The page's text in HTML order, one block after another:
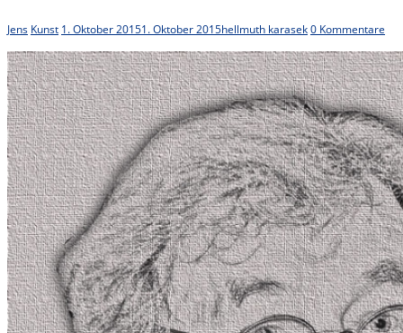
Jens Kunst 1. Oktober 20151. Oktober 2015hellmuth karasek0 Kommentare